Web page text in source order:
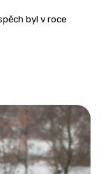
byl v roce